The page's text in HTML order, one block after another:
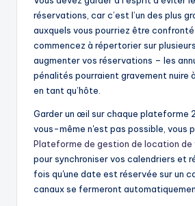
réservations, car c’est l’un des plus
auxquels vous pourriez être
commencez à répertorier sur
augmenter vos réservations – les
pénalités pourraient gravement nuire
en tant qu’hôte.
Garder un œil sur chaque plateforme
vous-même n'est pas possible, vous
Plateforme de gestion de location
pour synchroniser vos calendriers et
fois qu'une date est réservée sur un
canaux se fermeront